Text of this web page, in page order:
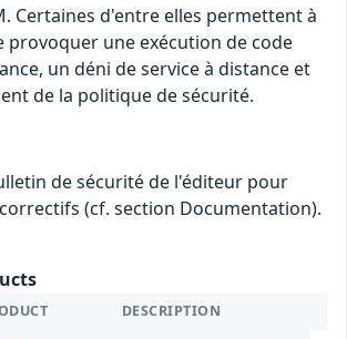
Certaines d'entre elles permettent à
provoquer une exécution de code
un déni de service à distance et
de la politique de sécurité.
de sécurité de l'éditeur pour
(cf. section Documentation).
DESCRIPTION